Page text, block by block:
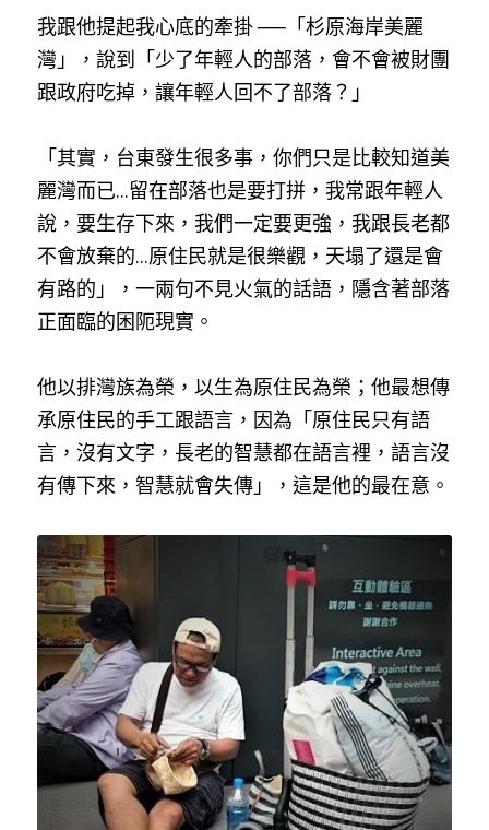
我跟他提起我心底的牽掛 ──「杉原海岸美麗
灣」，說到「少了年輕人的部落，會不會被財團
跟政府吃掉，讓年輕人回不了部落？」
「其實，台東發生很多事，你們只是比較知道美
麗灣而已...留在部落也是要打拼，我常跟年輕人
說，要生存下來，我們一定要更強，我跟長老都
不會放棄的...原住民就是很樂觀，天塌了還是會
有路的」，一兩句不見火氣的話語，隱含著部落
正面臨的困阨現實。
他以排灣族為榮，以生為原住民為榮；他最想傳
承原住民的手工跟語言，因為「原住民只有語
言，沒有文字，長老的智慧都在語言裡，語言沒
有傳下來，智慧就會失傳」，這是他的最在意。